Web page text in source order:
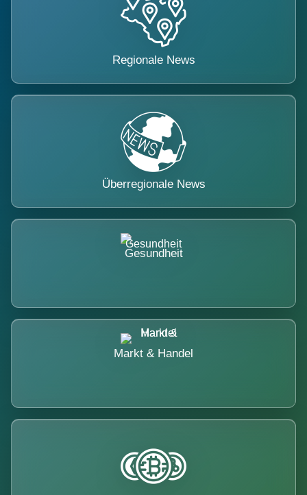
Regionale News
Überregionale News
Gesundheit
Markt & Handel